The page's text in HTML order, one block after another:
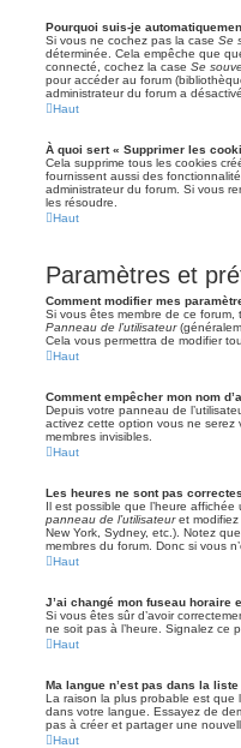
Pourquoi suis-je
Si vous ne cochez pas la case Se
déterminée. Cela empêche que
connecté, cochez la case Se
pour accéder au forum
administrateur du forum a
Haut
À quoi sert « Supprimer les
Cela supprime tous les cookies
fournissent aussi des
administrateur du forum. Si vous
les résoudre.
Haut
Paramètres et
Comment modifier mes
Si vous êtes membre de ce
Panneau de l’utilisateur
Cela vous permettra de modifier
Haut
Comment empêcher mon nom
Depuis votre panneau de
activez cette option vous ne serez
membres invisibles.
Haut
Les heures ne sont pas
Il est possible que l’heure
panneau de l’utilisateuret modifiez
New York, Sydney, etc.). Notez
membres du forum. Donc si vous
Haut
J’ai changé mon fuseau horaire
Si vous êtes sûr d’avoir
ne soit pas à l’heure. Signalez ce
Haut
Ma langue n’est pas dans la liste
La raison la plus probable est que
dans votre langue. Essayez de
pas à créer et partager une
Haut